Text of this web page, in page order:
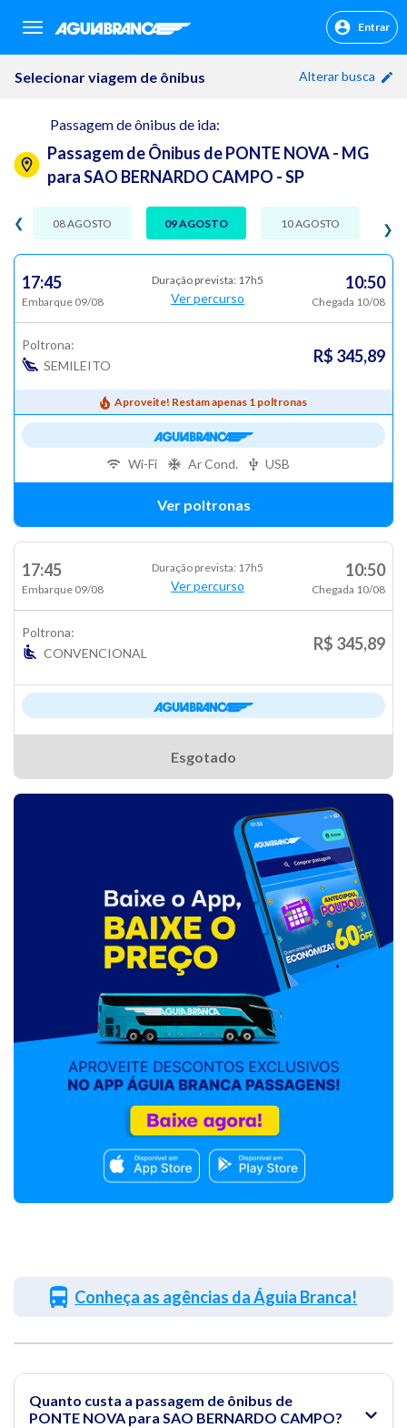
sr.header.toggle.navigation Entrar
Selecionar viagem de ônibus Alterar busca
Passagem de ônibus de ida:
Passagem de Ônibus de PONTE NOVA - MG
para SAO BERNARDO CAMPO - SP
❯
❮ 08 AGOSTO 09 AGOSTO 10 AGOSTO
17:45
Embarque 09/08
Duração prevista: 17h5
Ver percurso
10:50
Chegada 10/08
Poltrona:
SEMILEITO
R$ 345,89
Aproveite! Restam apenas 1 poltronas
Ver poltronas
Wi-Fi Ar Cond. USB
17:45
Embarque 09/08
Duração prevista: 17h5
Ver percurso
10:50
Chegada 10/08
Poltrona:
CONVENCIONAL
R$ 345,89
Esgotado
Conheça as agências da Águia Branca!
Quanto custa a passagem de ônibus de
PONTE NOVA para SAO BERNARDO CAMPO?